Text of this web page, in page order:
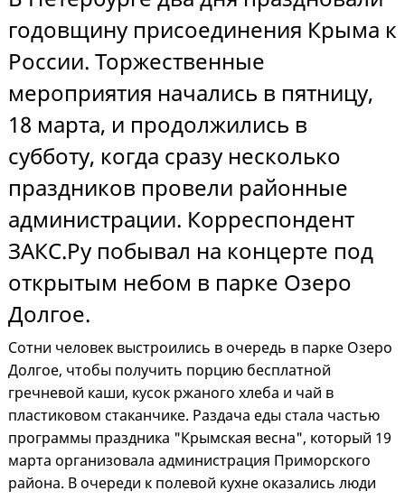
годовщину присоединения Крыма к
России. Торжественные
мероприятия начались в пятницу,
18 марта, и продолжились в
субботу, когда сразу несколько
праздников провели районные
администрации. Корреспондент
ЗАКС.Ру побывал на концерте под
открытым небом в парке Озеро
Долгое.
Сотни человек выстроились в очередь в парке Озеро
Долгое, чтобы получить порцию бесплатной
гречневой каши, кусок ржаного хлеба и чай в
пластиковом стаканчике. Раздача еды стала частью
программы праздника "Крымская весна", который 19
марта организовала администрация Приморского
района. В очереди к полевой кухне оказались люди